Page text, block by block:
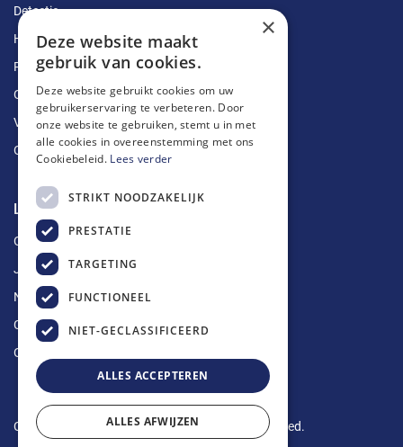
Detectie
Herstellingen
Ruimingen
Ontstoppingen
Vetputten
Ontkalking
Longin Service
Over ons
Jobs
Nieuws
Contact
Offerte aanvragen
Copyright © 2024 Longin Service. All rights reserved.
×
Deze website maakt
gebruik van cookies.
Deze website gebruikt cookies om uw
gebruikerservaring te verbeteren. Door
onze website te gebruiken, stemt u in met
alle cookies in overeenstemming met ons
Cookiebeleid. Lees verder
STRIKT NOODZAKELIJK
PRESTATIE
TARGETING
FUNCTIONEEL
NIET-GECLASSIFICEERD
ALLES ACCEPTEREN
ALLES AFWIJZEN